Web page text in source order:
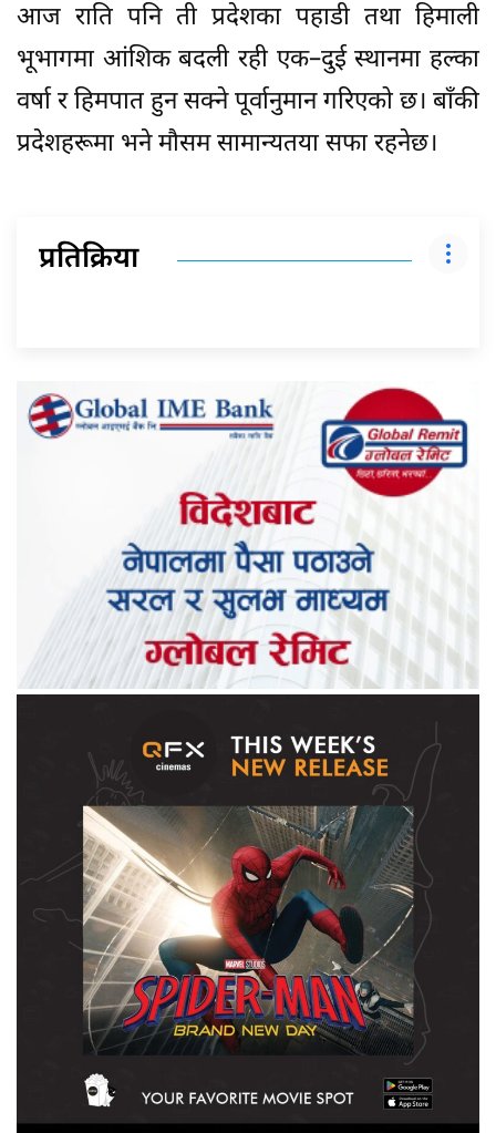
आज राति पनि ती प्रदेशका पहाडी तथा हिमाली
भूभागमा आंशिक बदली रही एक–दुई स्थानमा हल्का
वर्षा र हिमपात हुन सक्ने पूर्वानुमान गरिएको छ। बाँकी
प्रदेशहरूमा भने मौसम सामान्यतया सफा रहनेछ।
प्रतिक्रिया